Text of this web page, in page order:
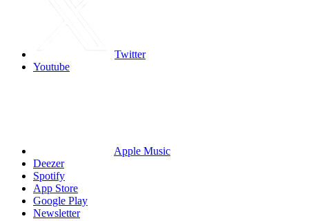
Twitter
Youtube
Apple Music
Deezer
Spotify
App Store
Google Play
Newsletter